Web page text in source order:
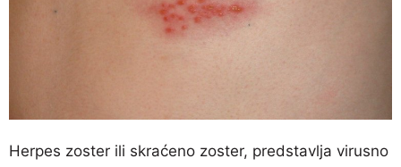
Herpes zoster ili skraćeno zoster, predstavlja virusno